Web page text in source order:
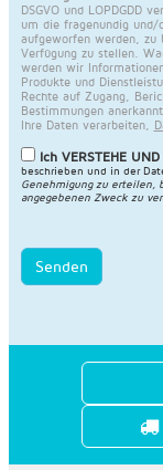
DSGVO und LOPDGDD
um die fragenundig und/
aufgeworfen werden, zu
Verfügung zu stellen.
werden wir
Produkte und
Rechte auf Zugang,
Bestimmungen
Ihre Daten verarbeiten,
Ich VERSTEHE
beschrieben und in der
Genehmigung zu erteilen,
angegebenen Zweck zu
Senden